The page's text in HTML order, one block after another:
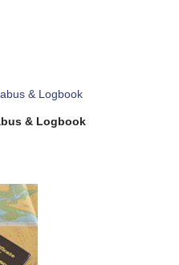
& Logbook